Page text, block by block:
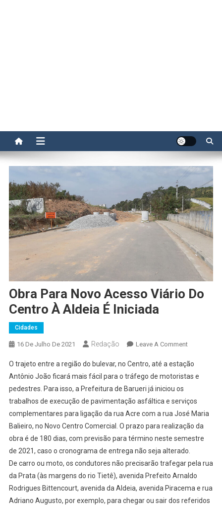
Obra Para Novo Acesso Viário Do
Centro À Aldeia É Iniciada
Cidades
16 De Julho De 2021 Redação Leave A CommentOn
Para
Novo
Viário
Do
Centro
Iniciada
O trajeto entre a região do bulevar, no Centro, até a estação
Antônio João ficará mais fácil para o tráfego de motoristas e
pedestres. Para isso, a Prefeitura de Barueri já iniciou os
trabalhos de execução de pavimentação asfáltica e serviços
complementares para ligação da rua Acre com a rua José Maria
Balieiro, no Novo Centro Comercial. O prazo para realização da
obra é de 180 dias, com previsão para término neste semestre
de 2021, caso o cronograma de entrega não seja alterado.
De carro ou moto, os condutores não precisarão trafegar pela rua
da Prata (às margens do rio Tietê), avenida Prefeito Arnaldo
Rodrigues Bittencourt, avenida da Aldeia, avenida Piracema e rua
Adriano Augusto, por exemplo, para chegar ou sair dos referidos